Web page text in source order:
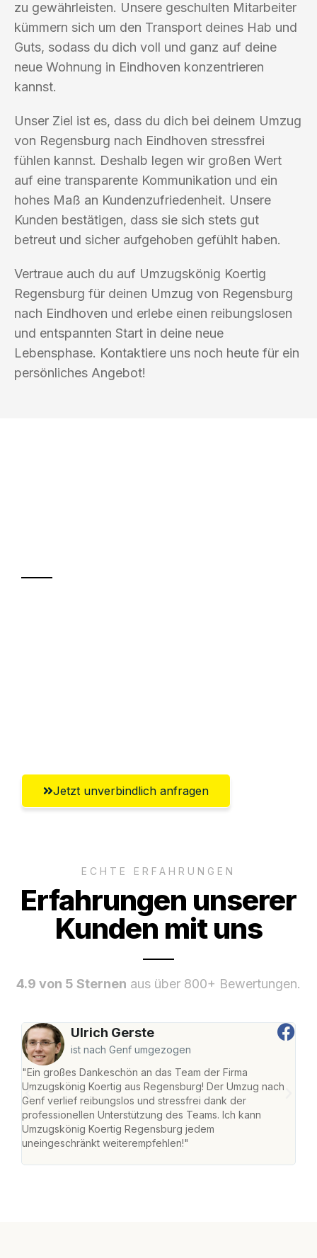
zu gewährleisten. Unsere geschulten Mitarbeiter
kümmern sich um den Transport deines Hab und
Guts, sodass du dich voll und ganz auf deine
neue Wohnung in Eindhoven konzentrieren
kannst.
Unser Ziel ist es, dass du dich bei deinem Umzug
von Regensburg nach Eindhoven stressfrei
fühlen kannst. Deshalb legen wir großen Wert
auf eine transparente Kommunikation und ein
hohes Maß an Kundenzufriedenheit. Unsere
Kunden bestätigen, dass sie sich stets gut
betreut und sicher aufgehoben gefühlt haben.
Vertraue auch du auf Umzugskönig Koertig
Regensburg für deinen Umzug von Regensburg
nach Eindhoven und erlebe einen reibungslosen
und entspannten Start in deine neue
Lebensphase. Kontaktiere uns noch heute für ein
persönliches Angebot!
Jetzt unverbindlich anfragen
ECHTE ERFAHRUNGEN
Erfahrungen unserer
Kunden mit uns
4.9 von 5 Sternen aus über 800+ Bewertungen.
Ulrich Gerste
ist nach Genf umgezogen
"Ein großes Dankeschön an das Team der Firma
Umzugskönig Koertig aus Regensburg! Der Umzug nach
Genf verlief reibungslos und stressfrei dank der
professionellen Unterstützung des Teams. Ich kann
Umzugskönig Koertig Regensburg jedem
uneingeschränkt weiterempfehlen!"